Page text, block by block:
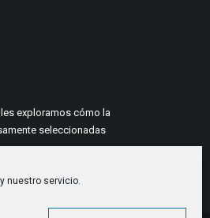
nuestro servicio.
exploramos cómo la
seleccionadas